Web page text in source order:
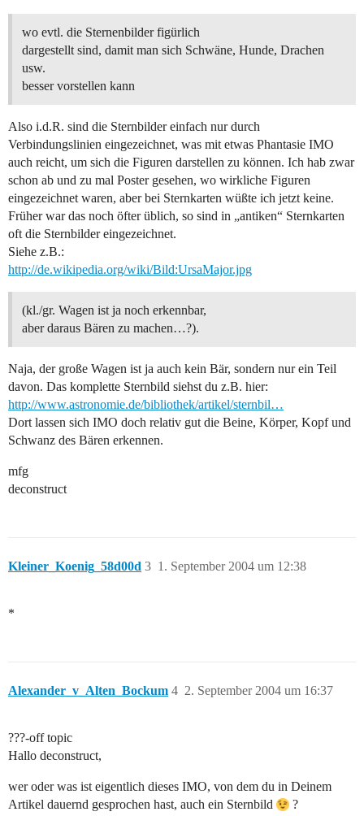
wo evtl. die Sternenbilder figürlich
dargestellt sind, damit man sich Schwäne, Hunde, Drachen
usw.
besser vorstellen kann
Also i.d.R. sind die Sternbilder einfach nur durch
Verbindungslinien eingezeichnet, was mit etwas Phantasie IMO
auch reicht, um sich die Figuren darstellen zu können. Ich hab zwar
schon ab und zu mal Poster gesehen, wo wirkliche Figuren
eingezeichnet waren, aber bei Sternkarten wüßte ich jetzt keine.
Früher war das noch öfter üblich, so sind in „antiken“ Sternkarten
oft die Sternbilder eingezeichnet.
Siehe z.B.:
http://de.wikipedia.org/wiki/Bild:UrsaMajor.jpg
(kl./gr. Wagen ist ja noch erkennbar,
aber daraus Bären zu machen…?).
Naja, der große Wagen ist ja auch kein Bär, sondern nur ein Teil
davon. Das komplette Sternbild siehst du z.B. hier:
http://www.astronomie.de/bibliothek/artikel/sternbil…
Dort lassen sich IMO doch relativ gut die Beine, Körper, Kopf und
Schwanz des Bären erkennen.
mfg
deconstruct
Kleiner_Koenig_58d00d 1. September 2004 um 12:38
3
*
Alexander_v_Alten_Bockum 2. September 2004 um 16:37
4
???-off topic
Hallo deconstruct,
wer oder was ist eigentlich dieses IMO, von dem du in Deinem
Artikel dauernd gesprochen hast, auch ein Sternbild
?